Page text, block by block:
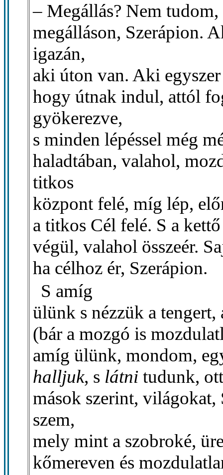
– Megállás? Nem tudom,
megálláson, Szerápion.
igazán,
aki úton van. Aki
hogy útnak indul, attól
gyökerezve,
s minden lépéssel még
haladtában, valahol,
titkos
központ felé, míg lép,
a titkos Cél felé. S a kettő
végül, valahol összeér.
ha célhoz ér, Szerápion.
S amíg
ülünk s nézzük a
(bár a mozgó is
amíg ülünk, mondom,
halljuk, s látni tudunk,
mások szerint,
szem,
mely mint a szobroké,
kőmereven és